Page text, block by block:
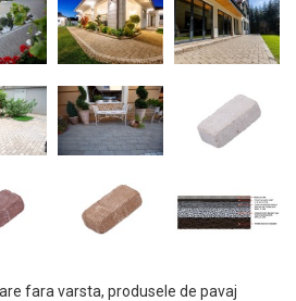
fara varsta, produsele de pavaj